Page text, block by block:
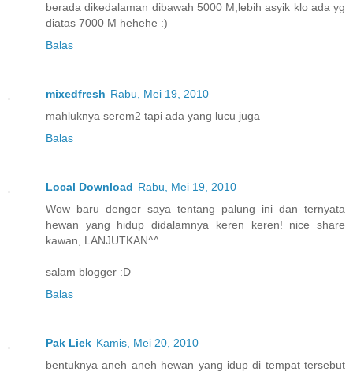
berada dikedalaman dibawah 5000 M,lebih asyik klo ada yg
diatas 7000 M hehehe :)
Balas
mixedfresh Rabu, Mei 19, 2010
mahluknya serem2 tapi ada yang lucu juga
Balas
Local Download Rabu, Mei 19, 2010
Wow baru denger saya tentang palung ini dan ternyata
hewan yang hidup didalamnya keren keren! nice share
kawan, LANJUTKAN^^
salam blogger :D
Balas
Pak Liek Kamis, Mei 20, 2010
bentuknya aneh aneh hewan yang idup di tempat tersebut